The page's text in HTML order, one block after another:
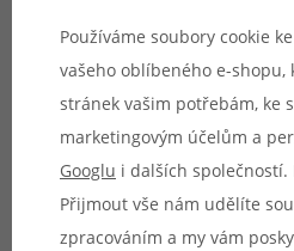
Používáme soubory cookie
vašeho oblíbeného e-
stránek vašim potřebám, ke
marketingovým účelům a
Googlu i dalších
Přijmout vše nám udělíte
zpracováním a my vám